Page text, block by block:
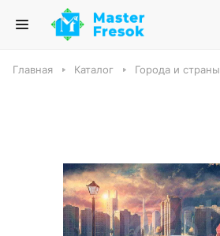
Главная Каталог Города и страны